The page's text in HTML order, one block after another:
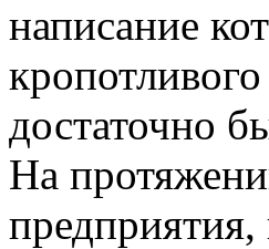
написание
достаточно
На